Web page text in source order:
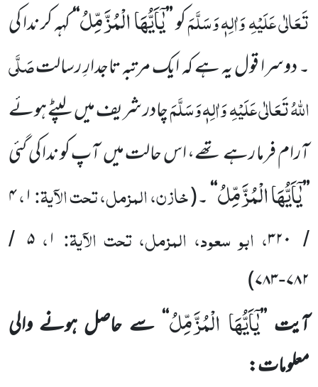
تَعَالٰی عَلَیْہِوَاٰلِہٖ وَسَلَّمَکو’’یٰۤاَیُّهَا الْمُزَّمِّلُ‘‘کہہ کر نداکی
۔ دوسرا قول یہ ہے کہ ایک مرتبہ تاجدارِ رسالتصَلَّی
اللّٰہُ تَعَالٰی عَلَیْہِوَاٰلِہٖ وَسَلَّمَچادر شریف میںلپٹے ہوئے
آرام فرمارہے تھے، اس حالت میںآپ کو ندا کی گئی
’’یٰۤاَیُّهَا الْمُزَّمِّلُ‘‘۔(خازن، المزمل، تحت الآیۃ:۱،۴
/ ۳۲۰، ابو سعود، المزمل، تحت الآیۃ: ۱،۵ /
۷۸۲-۷۸۳)
آیت ’’یٰۤاَیُّهَا الْمُزَّمِّلُ‘‘ سے حاصل ہونے والی
معلومات: